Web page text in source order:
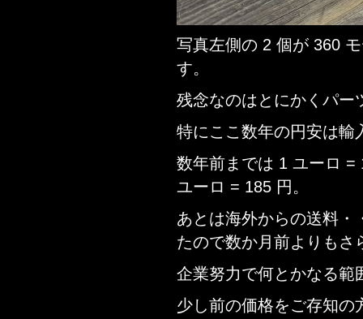
写真左側の 2 個が 360
す。
残念なのはとにかくパー
特にここ数年の円安は輸
数年前までは 1 ユーロ =
ユーロ = 185 円。
あとは海外からの送料・
たので数か月前よりもさ
企業努力で何とかなる範
少し前の価格をご存知の